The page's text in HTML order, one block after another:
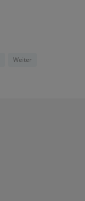
Weiter